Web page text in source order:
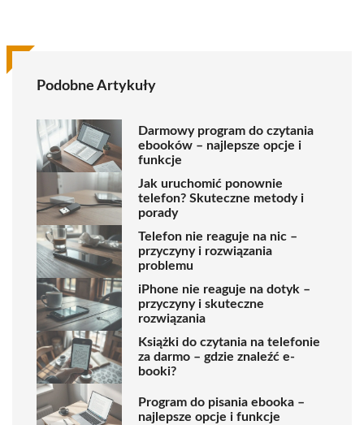
Podobne Artykuły
Darmowy program do czytania
ebooków – najlepsze opcje i
funkcje
Jak uruchomić ponownie
telefon? Skuteczne metody i
porady
Telefon nie reaguje na nic –
przyczyny i rozwiązania
problemu
iPhone nie reaguje na dotyk –
przyczyny i skuteczne
rozwiązania
Książki do czytania na telefonie
za darmo – gdzie znaleźć e-
booki?
Program do pisania ebooka –
najlepsze opcje i funkcje